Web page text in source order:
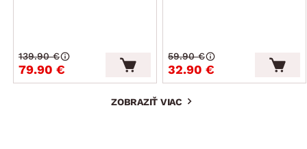
79.90 €
139.90 €
32.90 €
59.90 €
ZOBRAZIŤ VIAC